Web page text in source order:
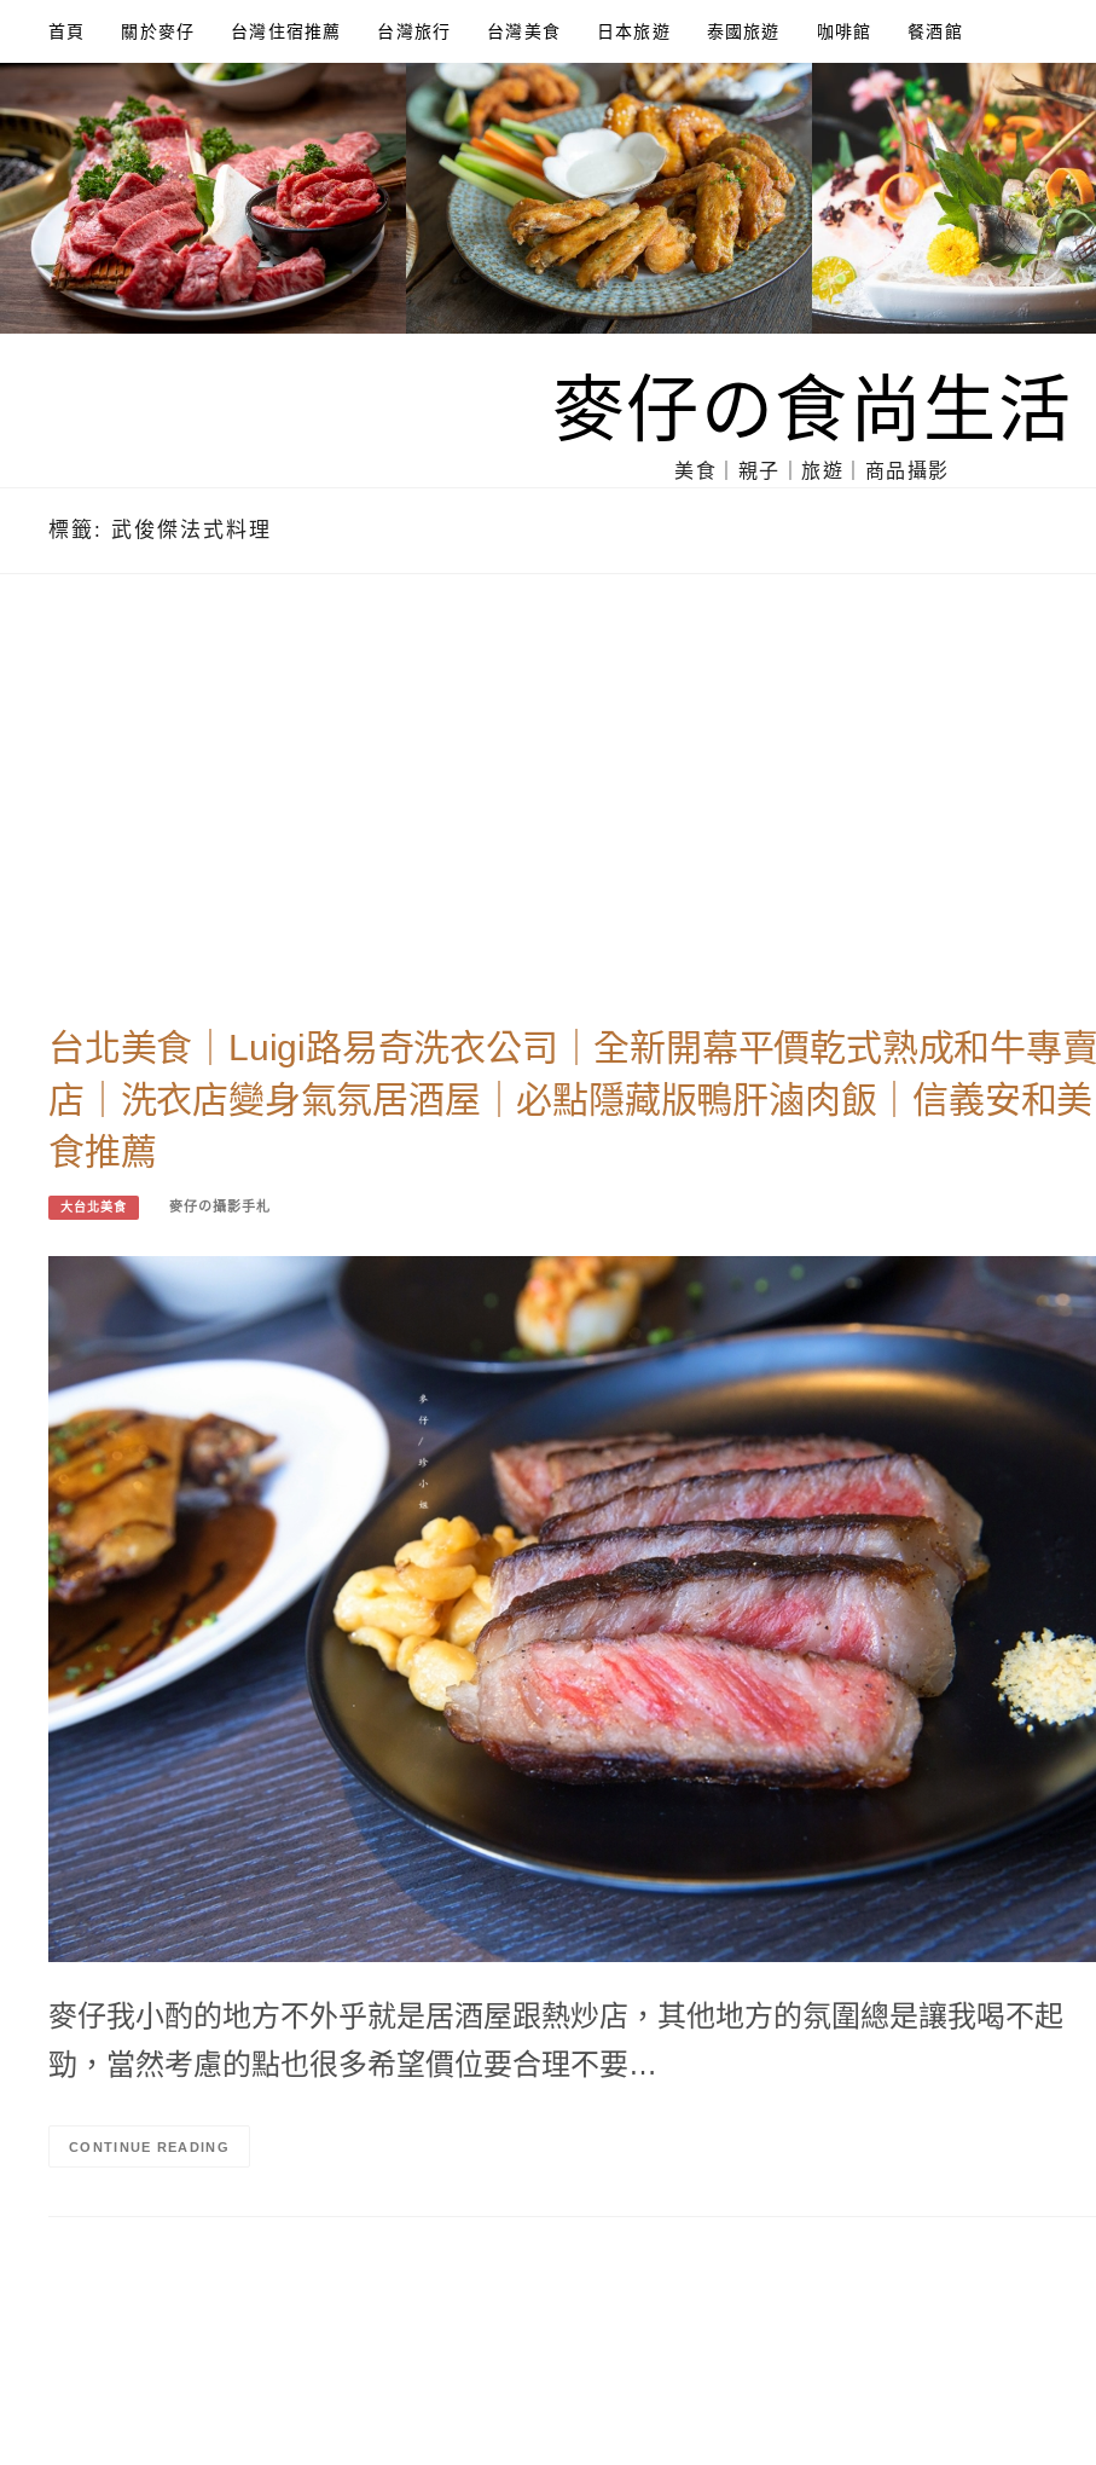
content
首頁 關於麥仔 台灣住宿推薦 台灣旅行 台灣美食 日本旅遊 泰國旅遊 咖啡館 餐酒館
麥仔の食尚生活
美食｜親子｜旅遊｜商品攝影
標籤: 武俊傑法式料理
台北美食｜Luigi路易奇洗衣公司｜全新開幕平價乾式熟成和牛專賣
店｜洗衣店變身氣氛居酒屋｜必點隱藏版鴨肝滷肉飯｜信義安和美
食推薦
大台北美食 麥仔の攝影手札
麥仔我小酌的地方不外乎就是居酒屋跟熱炒店，其他地方的氛圍總是讓我喝不起
勁，當然考慮的點也很多希望價位要合理不要…
CONTINUE READING